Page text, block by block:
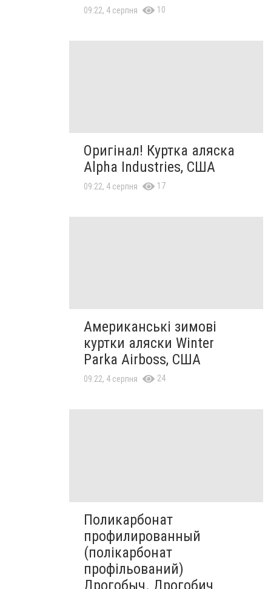
09:22, 4 серпня 10
Оригінал! Куртка аляска
Alpha Industries, США
09:22, 4 серпня 17
Американські зимові
куртки аляски Winter
Parka Airboss, США
09:22, 4 серпня 24
Поликарбонат
профилированный
(полікарбонат
профільований)
Дрогобыч. Дрогобич